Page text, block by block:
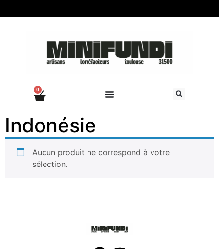
0
Indonésie
Aucun produit ne correspond à votre
sélection.